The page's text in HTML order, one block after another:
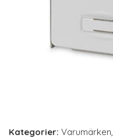
Kategorier: Varumärken,